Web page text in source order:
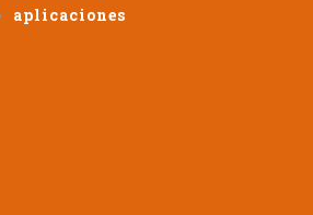
aplicaciones